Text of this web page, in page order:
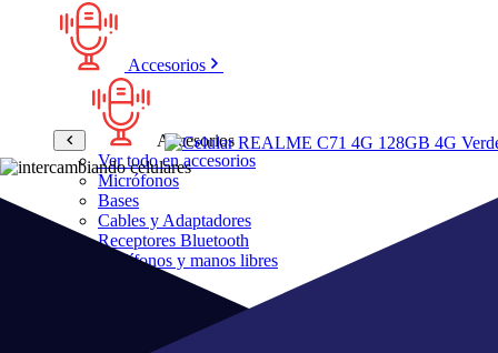
Accesorios
Accesorios
Ver todo en accesorios
Micrófonos
Bases
Cables y Adaptadores
Receptores Bluetooth
Audífonos y manos libres